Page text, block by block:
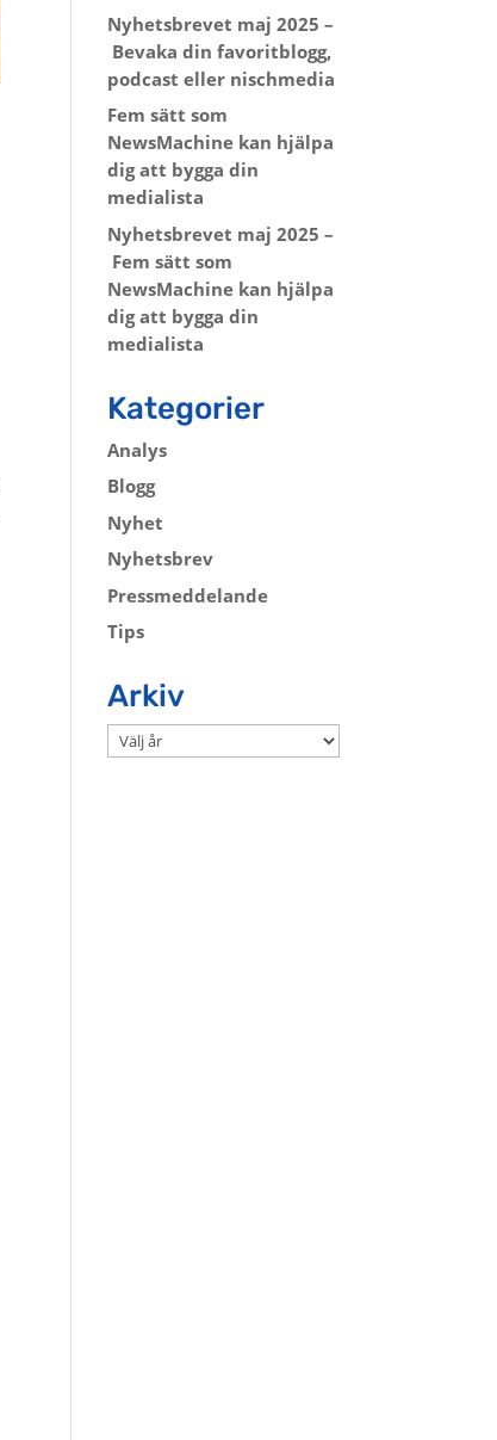
Nyhetsbrevet maj 2025 –
Bevaka din favoritblogg,
podcast eller nischmedia
Fem sätt som
NewsMachine kan hjälpa
dig att bygga din
medialista
Nyhetsbrevet maj 2025 –
Fem sätt som
NewsMachine kan hjälpa
dig att bygga din
medialista
Kategorier
Analys
Blogg
Nyhet
Nyhetsbrev
Pressmeddelande
Tips
Arkiv
Arkiv